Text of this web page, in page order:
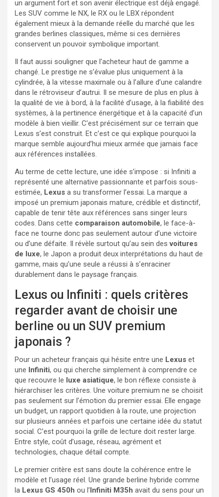
un argument fort et son avenir électrique est déjà engagé.
Les SUV comme le NX, le RX ou le LBX répondent
également mieux à la demande réelle du marché que les
grandes berlines classiques, même si ces dernières
conservent un pouvoir symbolique important.
Il faut aussi souligner que l’acheteur haut de gamme a
changé. Le prestige ne s’évalue plus uniquement à la
cylindrée, à la vitesse maximale ou à l’allure d’une calandre
dans le rétroviseur d’autrui. Il se mesure de plus en plus à
la qualité de vie à bord, à la facilité d’usage, à la fiabilité des
systèmes, à la pertinence énergétique et à la capacité d’un
modèle à bien vieillir. C’est précisément sur ce terrain que
Lexus s’est construit. Et c’est ce qui explique pourquoi la
marque semble aujourd’hui mieux armée que jamais face
aux références installées.
Au terme de cette lecture, une idée s’impose : si Infiniti a
représenté une alternative passionnante et parfois sous-
estimée, Lexus a su transformer l’essai. La marque a
imposé un premium japonais mature, crédible et distinctif,
capable de tenir tête aux références sans singer leurs
codes. Dans cette comparaison automobile, le face-à-
face ne tourne donc pas seulement autour d’une victoire
ou d’une défaite. Il révèle surtout qu’au sein desvoitures
de luxe, le Japon a produit deux interprétations du haut de
gamme, mais qu’une seule a réussi à s’enraciner
durablement dans le paysage français.
Lexus ou Infiniti : quels critères
regarder avant de choisir une
berline ou un SUV premium
japonais ?
Pour un acheteur français qui hésite entre une Lexus et
une Infiniti, ou qui cherche simplement à comprendre ce
que recouvre le luxe asiatique, le bon réflexe consiste à
hiérarchiser les critères. Une voiture premium ne se choisit
pas seulement sur l’émotion du premier essai. Elle engage
un budget, un rapport quotidien à la route, une projection
sur plusieurs années et parfois une certaine idée du statut
social. C’est pourquoi la grille de lecture doit rester large.
Entre style, coût d’usage, réseau, agrément et
technologies, chaque détail compte.
Le premier critère est sans doute la cohérence entre le
modèle et l’usage réel. Une grande berline hybride comme
la Lexus GS 450h ou l’Infiniti M35h avait du sens pour un